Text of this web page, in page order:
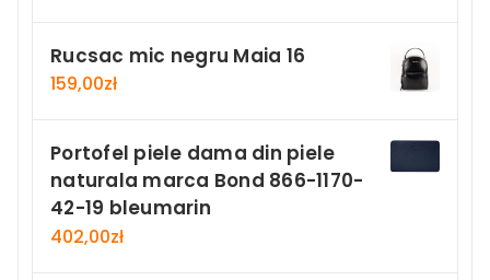
Rucsac mic negru Maia 16
159,00zł
Portofel piele dama din piele
naturala marca Bond 866-1170-
42-19 bleumarin
402,00zł